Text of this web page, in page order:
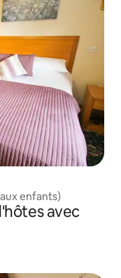
enfants)
avec